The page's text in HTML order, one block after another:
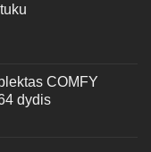
COMFY
dydis